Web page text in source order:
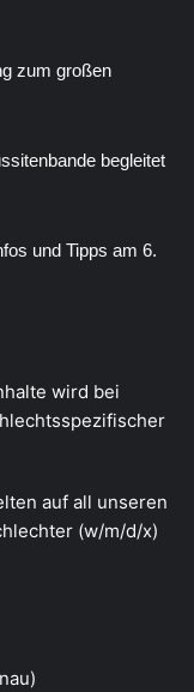
zum großen
begleitet
und Tipps am 6.
wird bei
auf all unseren
(w/m/d/x)